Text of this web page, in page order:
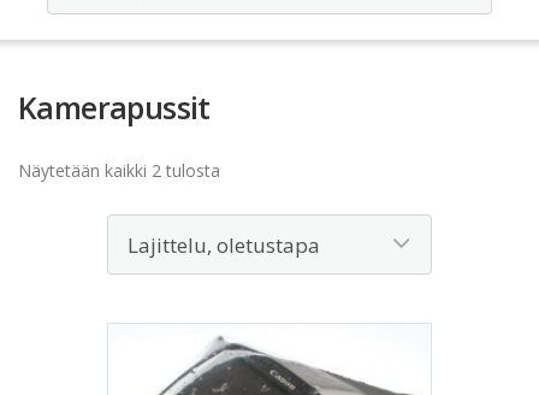
Kamerapussit
Näytetään kaikki 2 tulosta